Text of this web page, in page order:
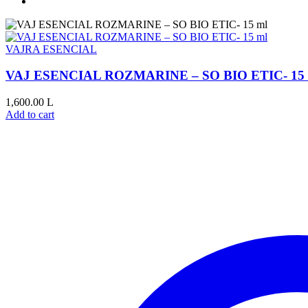
VAJRA ESENCIAL
VAJ ESENCIAL ROZMARINE – SO BIO ETIC- 15
1,600.00 L
Add to cart